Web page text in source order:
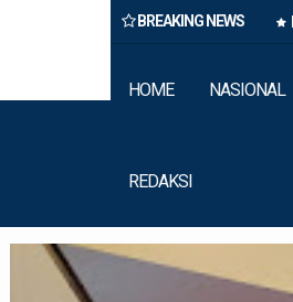
BREAKING NEWS
di Marelan Pasar 9
HOME NASIONAL
REDAKSI